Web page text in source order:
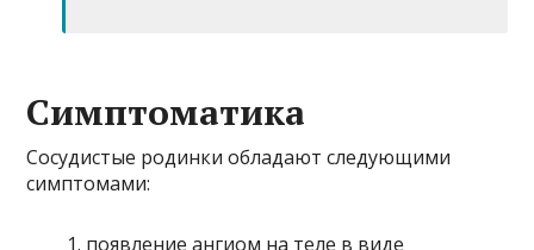
Симптоматика
Сосудистые родинки обладают следующими
симптомами:
появление ангиом на теле в виде